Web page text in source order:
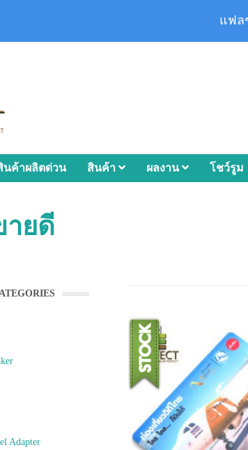
นค้าผลิตด่วน สินค้า ผลงาน โชว์รูม
ยดี
Adapter
แฟล